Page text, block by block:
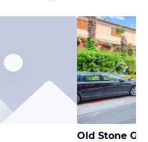
Old Stone